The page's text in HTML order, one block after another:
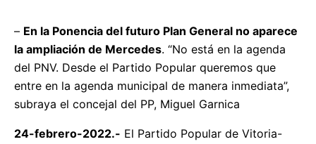
– En la Ponencia del futuro Plan General no aparece
la ampliación de Mercedes. “No está en la agenda
del PNV. Desde el Partido Popular queremos que
entre en la agenda municipal de manera inmediata”,
subraya el concejal del PP, Miguel Garnica
24-febrero-2022.- El Partido Popular de Vitoria-